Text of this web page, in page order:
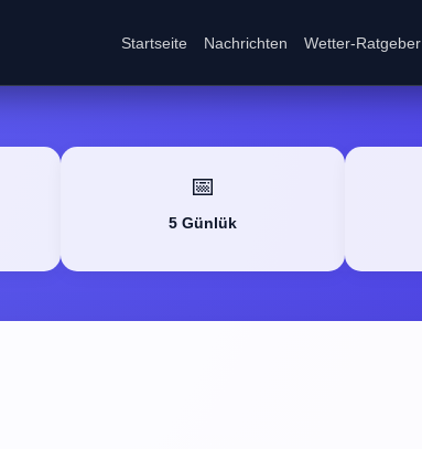
Startseite Nachrichten Wetter-Ratgeber
📅
5 Günlük